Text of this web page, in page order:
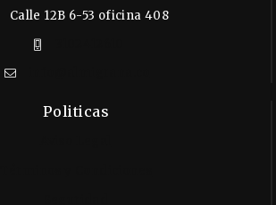
Calle 12B 6-53 oficina 408
Politicas